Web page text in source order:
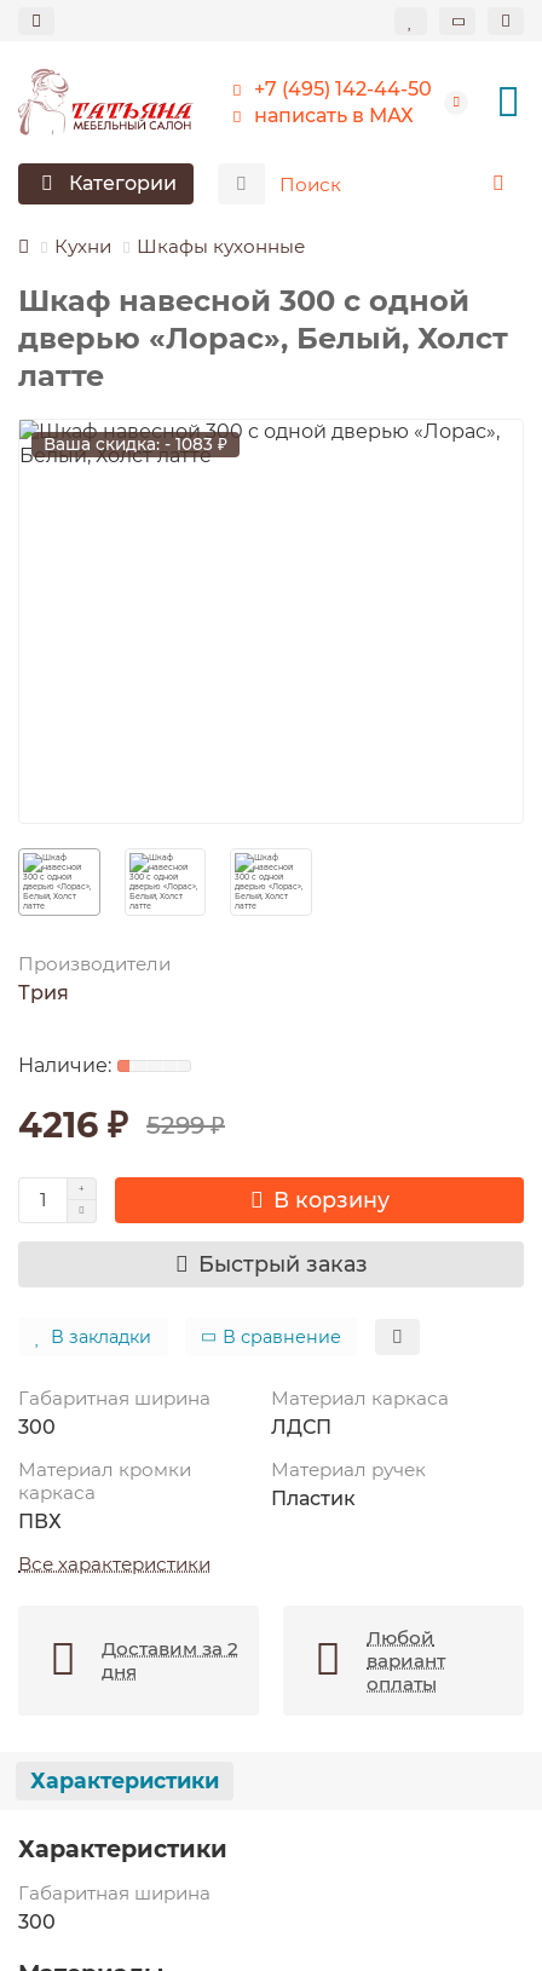
+7 (495) 142-44-50
написать в МАХ
Категории
Кухни Шкафы кухонные
Шкаф навесной 300 c одной
дверью «Лорас», Белый, Холст
латте
Ваша скидка: - 1083 ₽
Производители
Трия
4216 ₽ 5299 ₽
В корзину
Быстрый заказ
В закладки В сравнение
Габаритная ширина
300
Материал каркаса
ЛДСП
Материал кромки
каркаса
ПВХ
Материал ручек
Пластик
Все характеристики
Доставим за 2
дня
Любой
вариант
оплаты
Характеристики
Характеристики
Габаритная ширина
300